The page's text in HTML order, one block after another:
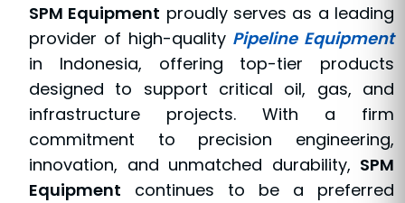
SPM Equipment proudly serves as a leading
provider of high-quality Pipeline Equipment
in Indonesia, offering top-tier products
designed to support critical oil, gas, and
infrastructure projects. With a firm
commitment to precision engineering,
innovation, and unmatched durability, SPM
Equipment continues to be a preferred